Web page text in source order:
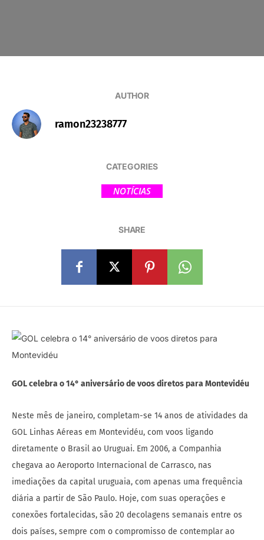
AUTHOR
ramon23238777
CATEGORIES
NOTÍCIAS
SHARE
GOL celebra o 14° aniversário de voos diretos para Montevidéu
Neste mês de janeiro, completam-se 14 anos de atividades da
GOL Linhas Aéreas em Montevidéu, com voos ligando
diretamente o Brasil ao Uruguai. Em 2006, a Companhia
chegava ao Aeroporto Internacional de Carrasco, nas
imediações da capital uruguaia, com apenas uma frequência
diária a partir de São Paulo. Hoje, com suas operações e
conexões fortalecidas, são 20 decolagens semanais entre os
dois países, sempre com o compromisso de contemplar ao